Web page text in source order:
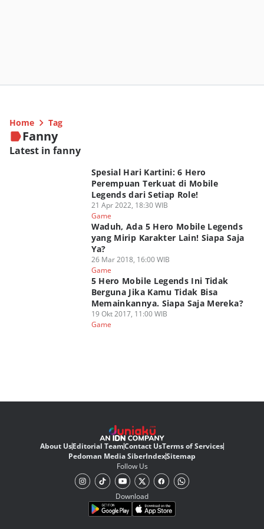
Home Tag
Fanny
Latest in fanny
Spesial Hari Kartini: 6 Hero
Perempuan Terkuat di Mobile
Legends dari Setiap Role!
21 Apr 2022, 18:30 WIB
Game
Waduh, Ada 5 Hero Mobile Legends
yang Mirip Karakter Lain! Siapa Saja
Ya?
26 Mar 2018, 16:00 WIB
Game
5 Hero Mobile Legends Ini Tidak
Berguna Jika Kamu Tidak Bisa
Memainkannya. Siapa Saja Mereka?
19 Okt 2017, 11:00 WIB
Game
About UsEditorial TeamContact UsTerms of Services
Pedoman Media SiberIndexSitemap
Follow Us
Download